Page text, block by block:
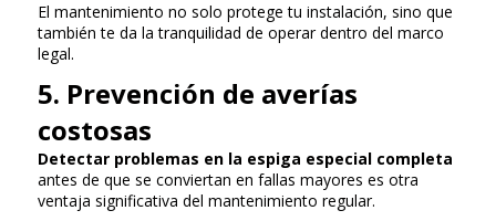
El mantenimiento no solo protege tu instalación, sino que
también te da la tranquilidad de operar dentro del marco
legal.
5. Prevención de averías
costosas
Detectar problemas en la espiga especial completa
antes de que se conviertan en fallas mayores es otra
ventaja significativa del mantenimiento regular.